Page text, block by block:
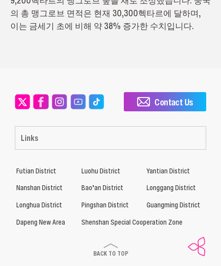
의 총 맹그로브 면적은 현재 30,300헥타르에 달하며,
이는 금세기 초에 비해 약 38% 증가한 수치입니다.
Links
Contact Us
Futian District Luohu District
Yantian District
Nanshan District
Bao’an District
Longgang District
Longhua District
Pingshan District
Guangming District
Dapeng New Area
Shenshan Special Cooperation Zone
BACK TO TOP